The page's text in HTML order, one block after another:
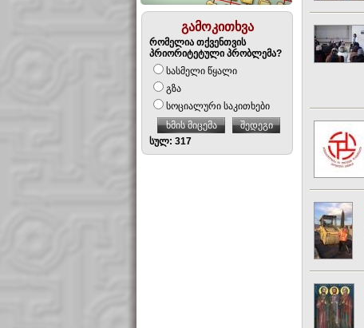
გამოკითხვა
რომელია თქვენთვის
პრიორიტეტული პრობლემა?
სასმელი წყალი
გზა
სოციალური საკითხები
ხმის მიცემა
შედეგი
სულ: 317